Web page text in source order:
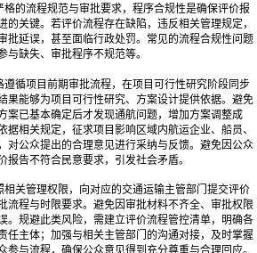
格的流程规范与审批要求，程序合规性是确保评价报
的关键。若评价流程存在缺陷，违反相关管理规定，
批延误，甚至面临行政处罚。常见的流程合规性问题
与缺失、审批程序不规范等。
循项目前期审批流程，在项目可行性研究阶段同步
果能够为项目可行性研究、方案设计提供依据。避免
案已基本确定后才发现通航问题，增加方案调整成
据相关规定，征求项目影响区域内航运企业、船员、
对公众提出的合理意见进行采纳与反馈。避免因公众
告不符合民意要求，引发社会矛盾。
关管理权限，向对应的交通运输主管部门提交评价
流程与时限要求。避免因审批材料不齐全、审批权限
。规避此类风险，需建立评价流程管控清单，明确各
任主体；加强与相关主管部门的沟通对接，及时掌握
参与流程，确保公众意见得到充分尊重与合理回应。